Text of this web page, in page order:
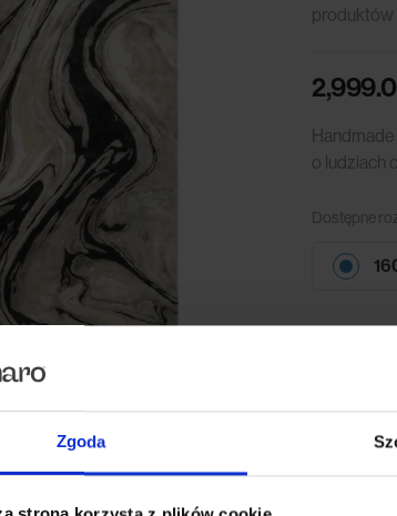
Zgoda
produktów
o ludziach
Dostępne